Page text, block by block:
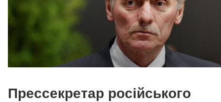
Прессекретар російського